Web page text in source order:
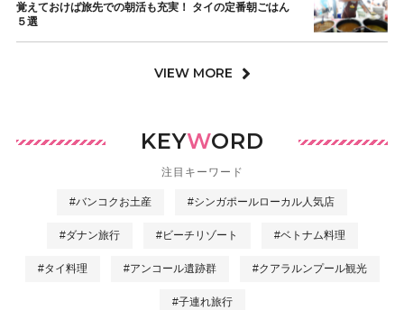
覚えておけば旅先での朝活も充実！ タイの定番朝ごはん
５選
VIEW MORE
KEYWORD
注目キーワード
#バンコクお土産 #シンガポールローカル人気店
#ダナン旅行 #ビーチリゾート #ベトナム料理
#タイ料理 #アンコール遺跡群 #クアラルンプール観光
#子連れ旅行